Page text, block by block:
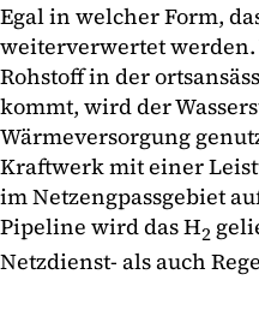
Egal in welcher Form,
weiterverwertet
Rohstoff in der
kommt, wird der
Wärmeversorgung
Kraftwerk mit einer
im Netzengpassgebiet
Pipeline wird das H2
Netzdienst- als auch